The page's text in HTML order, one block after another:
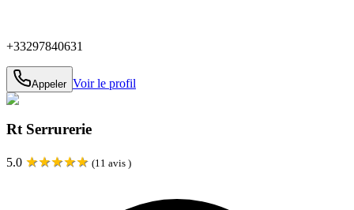
+33297840631
Appeler Voir le profil
Rt Serrurerie
5.0 ★★★★★ (11 avis )